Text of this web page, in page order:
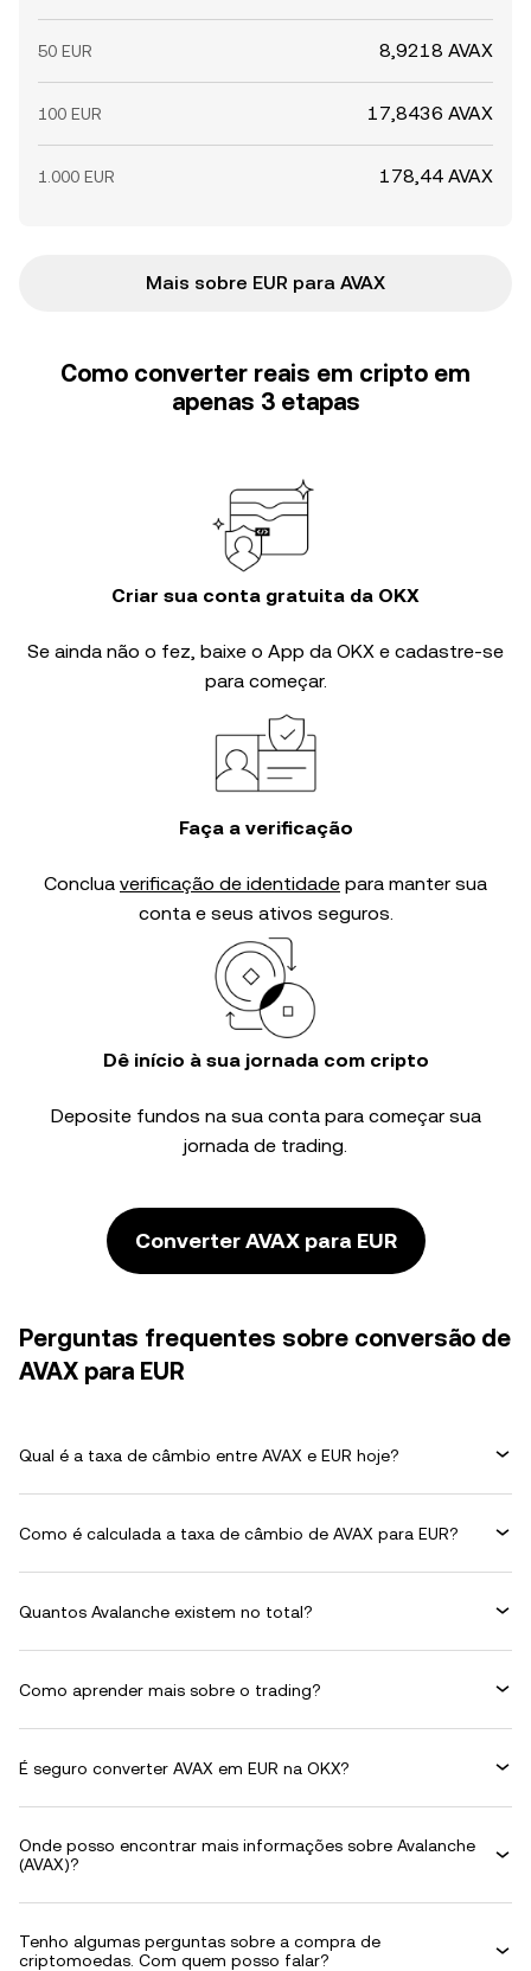
50 EUR 8,9218 AVAX
100 EUR 17,8436 AVAX
1.000 EUR 178,44 AVAX
Mais sobre EUR para AVAX
Como converter reais em cripto em
apenas 3 etapas
Criar sua conta gratuita da OKX
Se ainda não o fez, baixe o App da OKX e cadastre-se
para começar.
Faça a verificação
Conclua verificação de identidade para manter sua
conta e seus ativos seguros.
Dê início à sua jornada com cripto
Deposite fundos na sua conta para começar sua
jornada de trading.
Converter AVAX para EUR
Perguntas frequentes sobre conversão de
AVAX para EUR
Qual é a taxa de câmbio entre AVAX e EUR hoje?
Como é calculada a taxa de câmbio de AVAX para EUR?
Quantos Avalanche existem no total?
Como aprender mais sobre o trading?
É seguro converter AVAX em EUR na OKX?
Onde posso encontrar mais informações sobre Avalanche
(AVAX)?
Tenho algumas perguntas sobre a compra de
criptomoedas. Com quem posso falar?